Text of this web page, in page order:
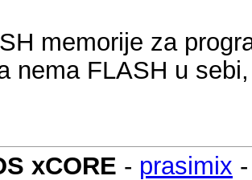
memorije za
nema FLASH u
xCORE - prasimix